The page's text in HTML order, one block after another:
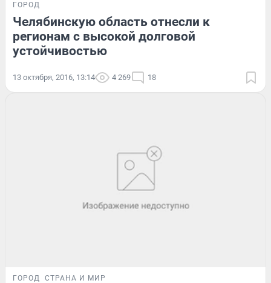
ГОРОД
Челябинскую область отнесли к
регионам с высокой долговой
устойчивостью
13 октября, 2016, 13:14 4 269 18
ГОРОД СТРАНА И МИР